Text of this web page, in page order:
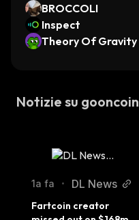
BROCCOLI
Inspect
Theory Of Gravity
Notizie su gooncoin
1a fa • DL News
Fartcoin creator